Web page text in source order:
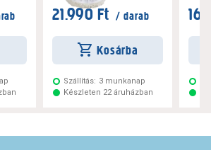
21.990 Ft / darab
Kosárba
Szállítás: 3 munkanap
Készleten 22 áruházban